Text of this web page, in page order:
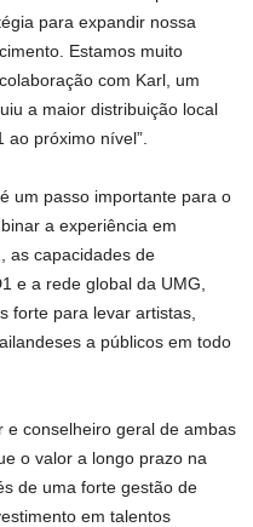
para expandir nossa
Estamos muito
com Karl, um
a maior distribuição local
próximo nível”.
um passo importante para o
a experiência em
as capacidades de
e a rede global da UMG,
forte para levar artistas,
a públicos em todo
e conselheiro geral de ambas
o valor a longo prazo na
de uma forte gestão de
em talentos